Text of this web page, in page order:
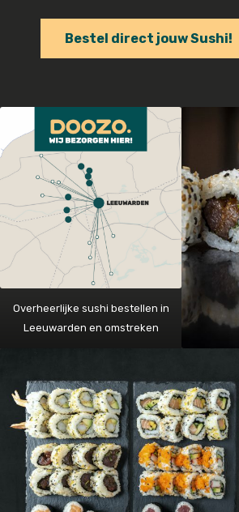
Bestel direct jouw Sushi!
Overheerlijke sushi bestellen in
Leeuwarden en omstreken